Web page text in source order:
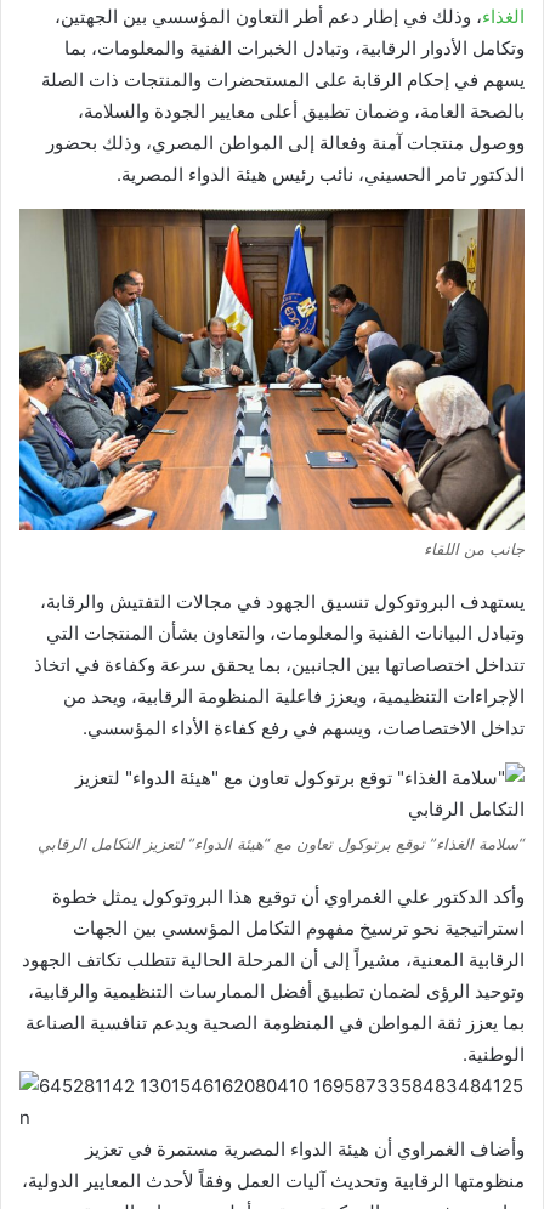
الغذاء، وذلك في إطار دعم أطر التعاون المؤسسي بين الجهتين،
وتكامل الأدوار الرقابية، وتبادل الخبرات الفنية والمعلومات، بما
يسهم في إحكام الرقابة على المستحضرات والمنتجات ذات الصلة
بالصحة العامة، وضمان تطبيق أعلى معايير الجودة والسلامة،
ووصول منتجات آمنة وفعالة إلى المواطن المصري، وذلك بحضور
الدكتور تامر الحسيني، نائب رئيس هيئة الدواء المصرية.
جانب من اللقاء
يستهدف البروتوكول تنسيق الجهود في مجالات التفتيش والرقابة،
وتبادل البيانات الفنية والمعلومات، والتعاون بشأن المنتجات التي
تتداخل اختصاصاتها بين الجانبين، بما يحقق سرعة وكفاءة في اتخاذ
الإجراءات التنظيمية، ويعزز فاعلية المنظومة الرقابية، ويحد من
تداخل الاختصاصات، ويسهم في رفع كفاءة الأداء المؤسسي.
“سلامة الغذاء” توقع برتوكول تعاون مع “هيئة الدواء” لتعزيز التكامل الرقابي
وأكد الدكتور علي الغمراوي أن توقيع هذا البروتوكول يمثل خطوة
استراتيجية نحو ترسيخ مفهوم التكامل المؤسسي بين الجهات
الرقابية المعنية، مشيراً إلى أن المرحلة الحالية تتطلب تكاتف الجهود
وتوحيد الرؤى لضمان تطبيق أفضل الممارسات التنظيمية والرقابية،
بما يعزز ثقة المواطن في المنظومة الصحية ويدعم تنافسية الصناعة
الوطنية.
وأضاف الغمراوي أن هيئة الدواء المصرية مستمرة في تعزيز
منظومتها الرقابية وتحديث آليات العمل وفقاً لأحدث المعايير الدولية،